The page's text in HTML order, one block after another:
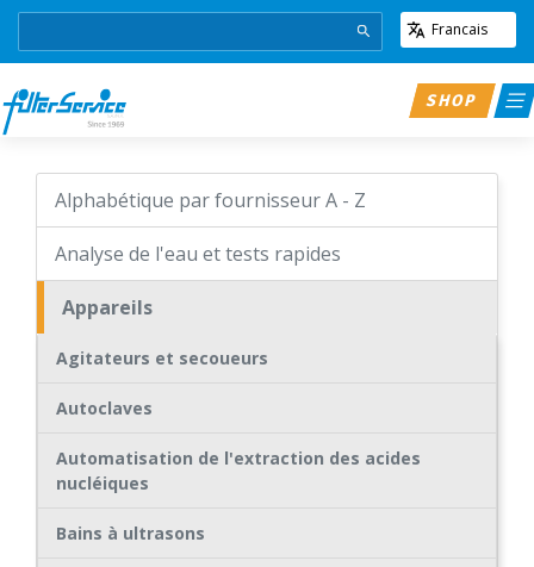
Francais
SHOP
Alphabétique par fournisseur A - Z
Analyse de l'eau et tests rapides
Appareils
Agitateurs et secoueurs
Autoclaves
Automatisation de l'extraction des acides
nucléiques
Bains à ultrasons